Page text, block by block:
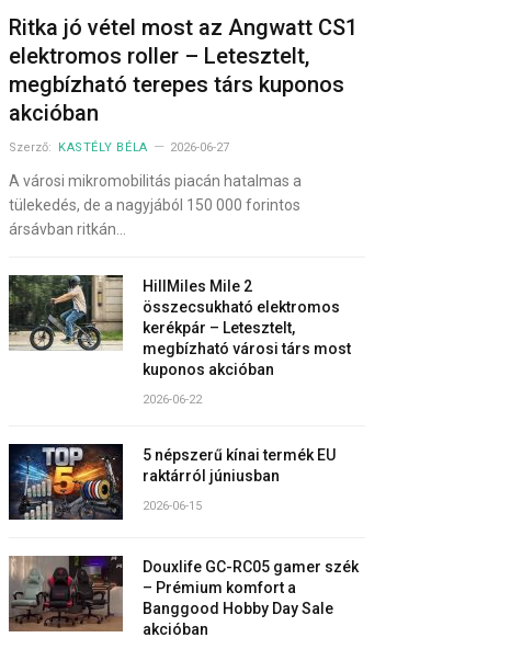
Ritka jó vétel most az Angwatt CS1
elektromos roller – Letesztelt,
megbízható terepes társ kuponos
akcióban
Szerző: KASTÉLY BÉLA 2026-06-27
A városi mikromobilitás piacán hatalmas a
tülekedés, de a nagyjából 150 000 forintos
ársávban ritkán…
HillMiles Mile 2
összecsukható elektromos
kerékpár – Letesztelt,
megbízható városi társ most
kuponos akcióban
2026-06-22
5 népszerű kínai termék EU
raktárról júniusban
2026-06-15
Douxlife GC-RC05 gamer szék
– Prémium komfort a
Banggood Hobby Day Sale
akcióban